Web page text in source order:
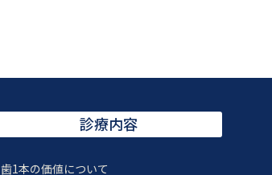
診療内容
歯1本の価値について